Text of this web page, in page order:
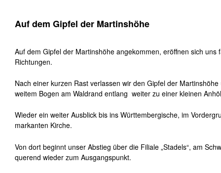
Auf dem Gipfel der Martinshöhe
Auf dem Gipfel der Martinshöhe angekommen, eröffnen sich uns
Richtungen.
Nach einer kurzen Rast verlassen wir den Gipfel der
weitem Bogen am Waldrand entlang weiter zu einer kleinen
Wieder ein weiter Ausblick bis ins Württembergische, im
markanten Kirche.
Von dort beginnt unser Abstieg über die Filiale „Stadels“, am
querend wieder zum Ausgangspunkt.